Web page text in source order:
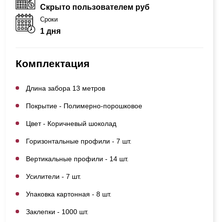
Скрыто пользователем руб
Сроки
1 дня
Комплектация
Длина забора 13 метров
Покрытие - Полимерно-порошковое
Цвет - Коричневый шоколад
Горизонтальные профили - 7 шт.
Вертикальные профили - 14 шт.
Усилители - 7 шт.
Упаковка картонная - 8 шт.
Заклепки - 1000 шт.